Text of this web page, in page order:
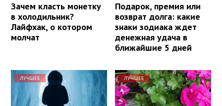
Зачем класть монетку
в холодильник?
Лайфхак, о котором
молчат
Подарок, премия или
возврат долга: какие
знаки зодиака ждет
денежная удача в
ближайшие 5 дней
ЛУЧШЕЕ ЛУЧШЕЕ